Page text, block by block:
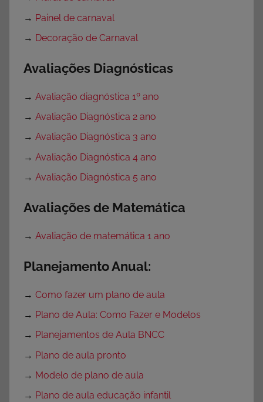
→ Painel de carnaval
→ Decoração de Carnaval
Avaliações Diagnósticas
→ Avaliação diagnóstica 1º ano
→ Avaliação Diagnóstica 2 ano
→ Avaliação Diagnóstica 3 ano
→ Avaliação Diagnóstica 4 ano
→ Avaliação Diagnóstica 5 ano
Avaliações de Matemática
→ Avaliação de matemática 1 ano
Planejamento Anual:
→ Como fazer um plano de aula
→ Plano de Aula: Como Fazer e Modelos
→ Planejamentos de Aula BNCC
→ Plano de aula pronto
→ Modelo de plano de aula
→ Plano de aula educação infantil